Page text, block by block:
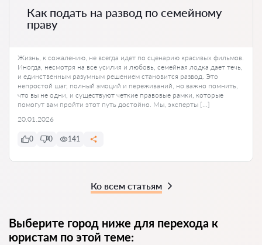
Как подать на развод по семейному
праву
Жизнь, к сожалению, не всегда идет по сценарию красивых фильмов.
Иногда, несмотря на все усилия и любовь, семейная лодка дает течь,
и единственным разумным решением становится развод. Это
непростой шаг, полный эмоций и переживаний, но важно помнить,
что вы не одни, и существуют четкие правовые рамки, которые
помогут вам пройти этот путь достойно. Мы, эксперты […]
20.01.2026
0 0 141
Ко всем статьям
Выберите город ниже для перехода к
юристам по этой теме: